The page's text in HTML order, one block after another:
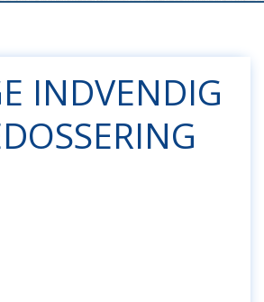
INDVENDIG